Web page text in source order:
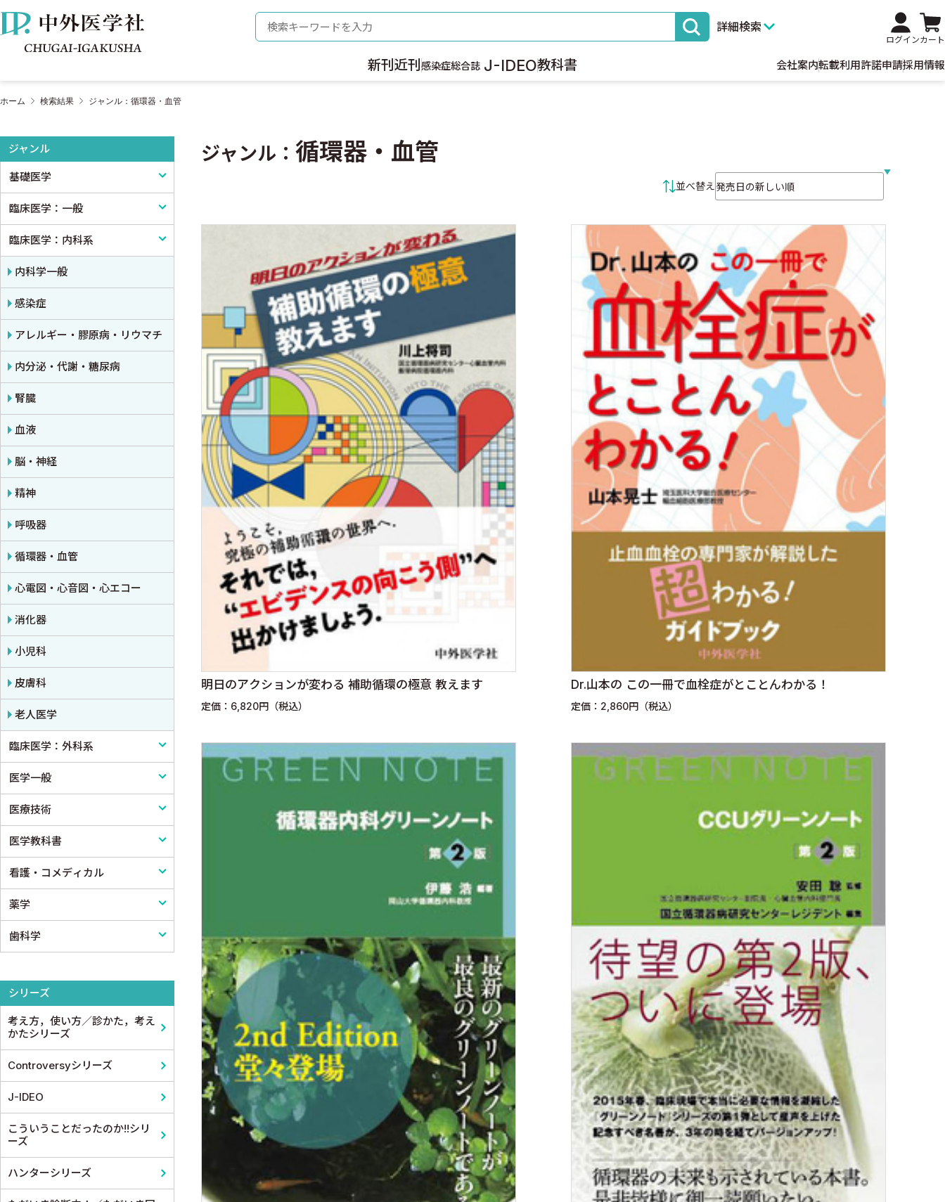
株式会社 中外医学社 検索キーワード 詳細検索
ログインカート
新刊 近刊 感染症総合誌 J-IDEO教科書 会社案内転載利用許諾申請採用情報
ホーム 検索結果 ジャンル：循環器・血管
ジャンル
基礎医学
基礎医学一般
解剖学
生理学
免疫学・血清学
公衆衛生学
法医学
臨床医学：一般
臨床医学一般
診断・臨床検査
画像医学・放射線医学・核医学
プライマリケア医学・総合診療
救急医学・集中治療医学
癌・腫瘍一般・緩和医療
栄養・食事療法・輸液・輸血
薬物療法
東洋医学・漢方医学
臨床医学：内科系
内科学一般
感染症
アレルギー・膠原病・リウマチ
内分泌・代謝・糖尿病
腎臓
血液
脳・神経
精神
呼吸器
循環器・血管
心電図・心音図・心エコー
消化器
小児科
皮膚科
老人医学
臨床医学：外科系
外科学一般
脳神経外科
心臓・血管外科
消化器外科
小児外科
形成外科
スポーツ医学
産婦人科
眼科
耳鼻咽頭科・頭頸部外科
泌尿器科
麻酔科学・ペインクリニック
医学一般
医学一般・医学概論
医療制度
病院管理
医療統計
論文・医学情報
医療技術
リハビリテーション技術
鍼灸・柔道整復
医学教科書
医学教科書
看護・コメディカル
看護
看護教科書
薬学
薬学
歯科学
シリーズ
考え方，使い方／診かた，考え
かたシリーズ
Controversyシリーズ
J-IDEO
こういうことだったのか!!シリ
ーズ
ハンターシリーズ
ジャンル： 循環器・血管
並べ替え並べ替え条件
明日のアクションが変わる 補助循環の極意 教えます
定価：6,820円（税込）
Dr.山本の この一冊で血栓症がとことんわかる！
定価：2,860円（税込）